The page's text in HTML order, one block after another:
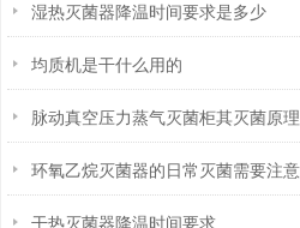
湿热灭菌器降温时间要求是多少
均质机是干什么用的
脉动真空压力蒸气灭菌柜其灭菌原理
干热灭菌器降温时间要求